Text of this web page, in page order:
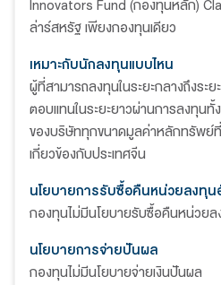
Innovators Fund (กองทุนหลัก)
ล่าร์สหรัฐ เพียงกองทุนเดียว
เหมาะกับนักลงทุนแบบไหน
ผู้ที่สามารถลงทุนในระยะกลางถึงระ
ตอบแทนในระยะยาวผ่านการลงทุน
ของบริษัททุกขนาดมูลค่าหลักทรัพย์
เกี่ยวข้องกับประเทศจีน
นโยบายการรับซื้อคืนหน่วยลงทุน
กองทุนไม่มีนโยบายรับซื้อคืนหน่วยล
นโยบายการจ่ายปันผล
กองทุนไม่มีนโยบายจ่ายเงินปันผล